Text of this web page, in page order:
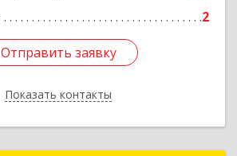
2
Отправить заявку
Показать контакты
Отправить заявку
Назад